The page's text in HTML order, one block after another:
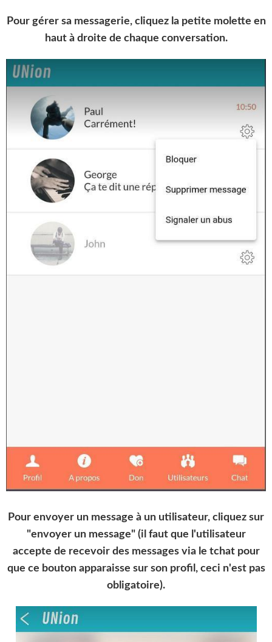
Pour gérer sa messagerie, cliquez la petite molette en
haut à droite de chaque conversation.
Pour envoyer un message à un utilisateur, cliquez sur
"envoyer un message" (il faut que l'utilisateur
accepte de recevoir des messages via le tchat pour
que ce bouton apparaisse sur son profil, ceci n'est pas
obligatoire).